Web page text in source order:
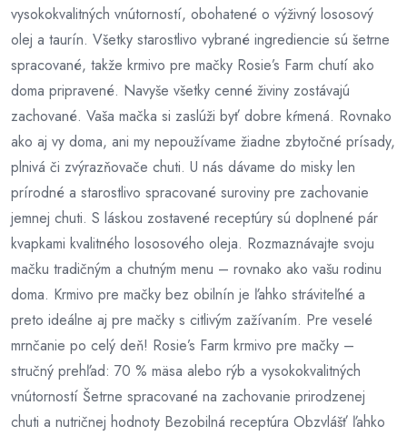
vysokokvalitných vnútorností, obohatené o výživný lososový
olej a taurín. Všetky starostlivo vybrané ingrediencie sú šetrne
spracované, takže krmivo pre mačky Rosie’s Farm chutí ako
doma pripravené. Navyše všetky cenné živiny zostávajú
zachované. Vaša mačka si zaslúži byť dobre kŕmená. Rovnako
ako aj vy doma, ani my nepoužívame žiadne zbytočné prísady,
plnivá či zvýrazňovače chuti. U nás dávame do misky len
prírodné a starostlivo spracované suroviny pre zachovanie
jemnej chuti. S láskou zostavené receptúry sú doplnené pár
kvapkami kvalitného lososového oleja. Rozmaznávajte svoju
mačku tradičným a chutným menu – rovnako ako vašu rodinu
doma. Krmivo pre mačky bez obilnín je ľahko stráviteľné a
preto ideálne aj pre mačky s citlivým zažívaním. Pre veselé
mrnčanie po celý deň! Rosie’s Farm krmivo pre mačky –
stručný prehľad: 70 % mäsa alebo rýb a vysokokvalitných
vnútorností Šetrne spracované na zachovanie prirodzenej
chuti a nutričnej hodnoty Bezobilná receptúra Obzvlášť ľahko